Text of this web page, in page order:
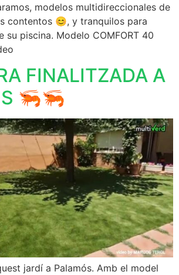
modelos multidireccionales de
contentos 😊, y tranquilos para
su piscina. Modelo COMFORT 40
FINALITZADA A
🦐🦐
jardí a Palamós. Amb el model